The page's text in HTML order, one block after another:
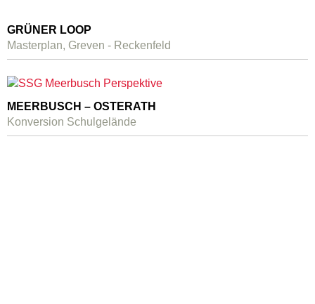
GRÜNER LOOP
Masterplan, Greven - Reckenfeld
MEERBUSCH – OSTERATH
Konversion Schulgelände